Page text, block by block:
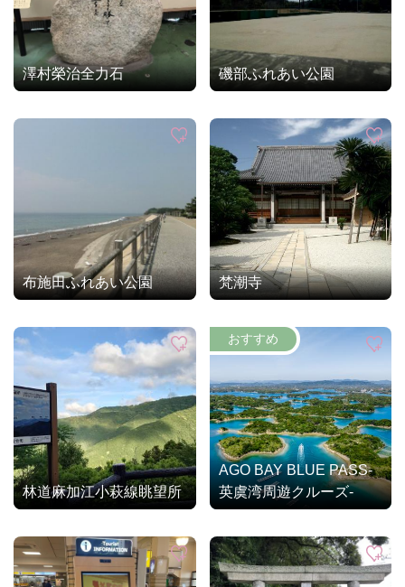
澤村榮治全力石 磯部ふれあい公園
布施田ふれあい公園 梵潮寺
林道麻加江小萩線眺望所
AGO BAY BLUE PASS-
英虞湾周遊クルーズ-